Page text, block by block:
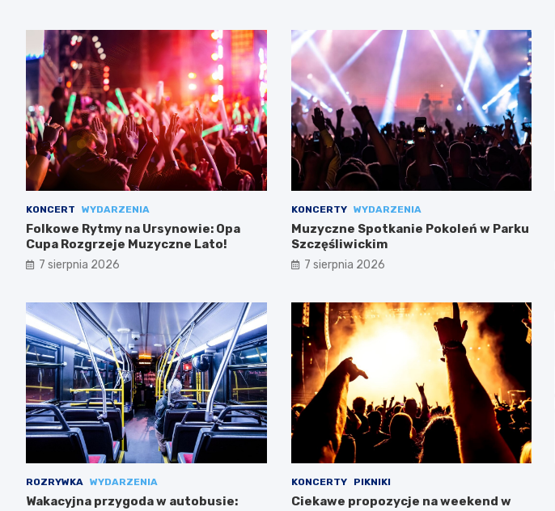
KONCERT WYDARZENIA
Folkowe Rytmy na Ursynowie: Opa
Cupa Rozgrzeje Muzyczne Lato!
7 sierpnia 2026
KONCERTY WYDARZENIA
Muzyczne Spotkanie Pokoleń w Parku
Szczęśliwickim
7 sierpnia 2026
ROZRYWKA WYDARZENIA
Wakacyjna przygoda w autobusie:
KONCERTY PIKNIKI
Ciekawe propozycje na weekend w